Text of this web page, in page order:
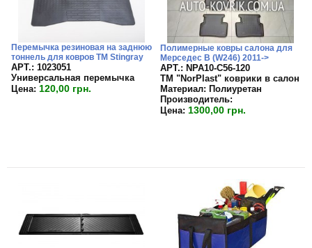
Перемычка резиновая на заднюю
тоннель для ковров TM Stingray
APT.: 1023051
Универсальная перемычка
Цена: 120,00 грн.
Полимерные ковры салона для
Мерседес B (W246) 2011->
APT.: NPA10-C56-120
TM "NorPlast" коврики в салон
Материал: Полиуретан
Производитель:
Цена: 1300,00 грн.